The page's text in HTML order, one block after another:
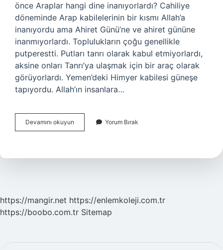
önce Araplar hangi dine inanıyorlardı? Cahiliye
döneminde Arap kabilelerinin bir kısmı Allah’a
inanıyordu ama Ahiret Günü’ne ve ahiret gününe
inanmıyorlardı. Toplulukların çoğu genellikle
putperestti. Putları tanrı olarak kabul etmiyorlardı,
aksine onları Tanrı’ya ulaşmak için bir araç olarak
görüyorlardı. Yemen’deki Himyer kabilesi güneşe
tapıyordu. Allah’ın insanlara…
Devamını okuyun İSlamiyet
Gelmeden
Din
Yorum Bırak
https://mangir.net https://enlemkoleji.com.tr
https://boobo.com.tr Sitemap